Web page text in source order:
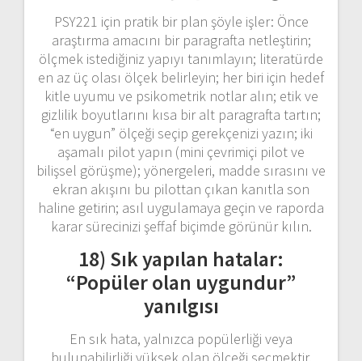
PSY221 için pratik bir plan şöyle işler: Önce
araştırma amacını bir paragrafta netleştirin;
ölçmek istediğiniz yapıyı tanımlayın; literatürde
en az üç olası ölçek belirleyin; her biri için hedef
kitle uyumu ve psikometrik notlar alın; etik ve
gizlilik boyutlarını kısa bir alt paragrafta tartın;
“en uygun” ölçeği seçip gerekçenizi yazın; iki
aşamalı pilot yapın (mini çevrimiçi pilot ve
bilişsel görüşme); yönergeleri, madde sırasını ve
ekran akışını bu pilottan çıkan kanıtla son
haline getirin; asıl uygulamaya geçin ve raporda
karar sürecinizi şeffaf biçimde görünür kılın.
18) Sık yapılan hatalar:
“Popüler olan uygundur”
yanılgısı
En sık hata, yalnızca popülerliği veya